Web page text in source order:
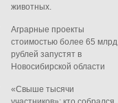
животных.
Аграрные проекты
стоимостью более 65 млрд
рублей запустят в
Новосибирской области
«Свыше тысячи